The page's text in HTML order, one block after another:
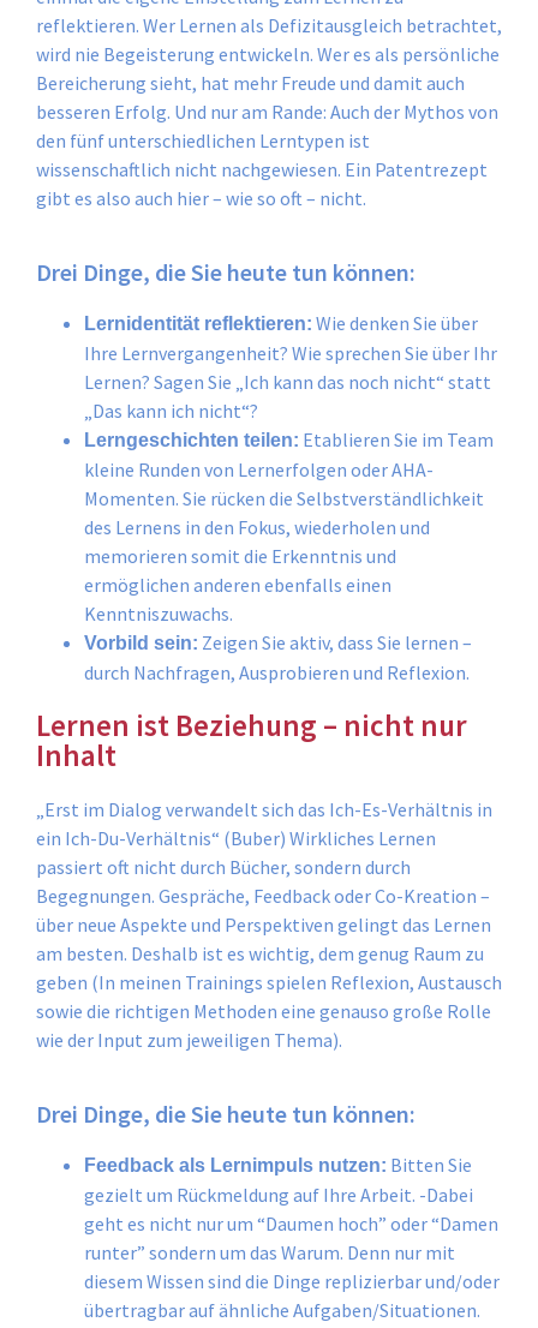
reflektieren. Wer Lernen als Defizitausgleich betrachtet,
wird nie Begeisterung entwickeln. Wer es als persönliche
Bereicherung sieht, hat mehr Freude und damit auch
besseren Erfolg. Und nur am Rande: Auch der Mythos von
den fünf unterschiedlichen Lerntypen ist
wissenschaftlich nicht nachgewiesen. Ein Patentrezept
gibt es also auch hier – wie so oft – nicht.
Drei Dinge, die Sie heute tun können:
Lernidentität reflektieren: Wie denken Sie über
Ihre Lernvergangenheit? Wie sprechen Sie über Ihr
Lernen? Sagen Sie „Ich kann das noch nicht“ statt
„Das kann ich nicht“?
Lerngeschichten teilen: Etablieren Sie im Team
kleine Runden von Lernerfolgen oder AHA-
Momenten. Sie rücken die Selbstverständlichkeit
des Lernens in den Fokus, wiederholen und
memorieren somit die Erkenntnis und
ermöglichen anderen ebenfalls einen
Kenntniszuwachs.
Vorbild sein: Zeigen Sie aktiv, dass Sie lernen –
durch Nachfragen, Ausprobieren und Reflexion.
Lernen ist Beziehung – nicht nur
Inhalt
„Erst im Dialog verwandelt sich das Ich-Es-Verhältnis in
ein Ich-Du-Verhältnis“ (Buber) Wirkliches Lernen
passiert oft nicht durch Bücher, sondern durch
Begegnungen. Gespräche, Feedback oder Co-Kreation –
über neue Aspekte und Perspektiven gelingt das Lernen
am besten. Deshalb ist es wichtig, dem genug Raum zu
geben (In meinen Trainings spielen Reflexion, Austausch
sowie die richtigen Methoden eine genauso große Rolle
wie der Input zum jeweiligen Thema).
Drei Dinge, die Sie heute tun können:
Feedback als Lernimpuls nutzen: Bitten Sie
gezielt um Rückmeldung auf Ihre Arbeit. -Dabei
geht es nicht nur um “Daumen hoch” oder “Damen
runter” sondern um das Warum. Denn nur mit
diesem Wissen sind die Dinge replizierbar und/oder
übertragbar auf ähnliche Aufgaben/Situationen.